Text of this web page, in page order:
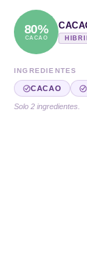
80%
CACAO
INGREDIENTES
CACAO
Solo 2 ingredientes.